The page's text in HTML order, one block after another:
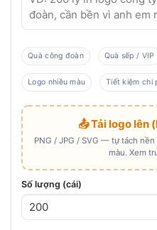
Quà công đoàn Quà sếp / VIP
Logo nhiều màu Tiết kiệm chi
📤 Tải logo lên
PNG / JPG / SVG — tự tách
màu. Xem
Số lượng (cái)